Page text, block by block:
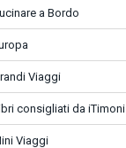
a Bordo
Viaggi
consigliati da iTimoni
Viaggi